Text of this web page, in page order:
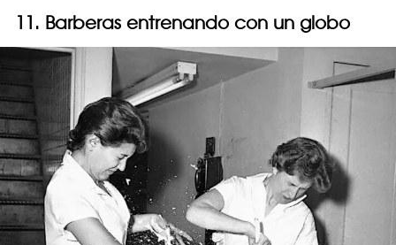
11. Barberas entrenando con un globo